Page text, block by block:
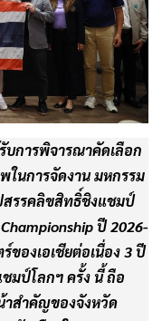
บการพิจารณาคัดเลือก
ในการจัดงาน มหกรรม
สรรคลิขสิทธิ์ชิงแชมป์
ปี 2026-
ของเอเชียต่อเนื่อง 3 ปี
มป์โลกฯ ครั้ง นี้ ถือ
าสำคัญของจังหวัด